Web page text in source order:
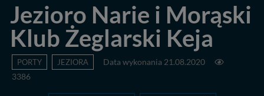
Jezioro Narie i Morąski
Klub Żeglarski Keja
PORTY JEZIORA
Data wykonania 21.08.2020
3386